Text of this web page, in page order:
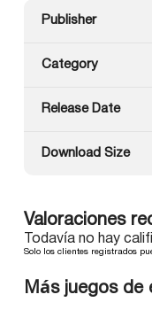
Publisher
Category
Release Date
Download Size
Valoraciones
Todavía no hay
Solo los clientes registrados
Más juegos de